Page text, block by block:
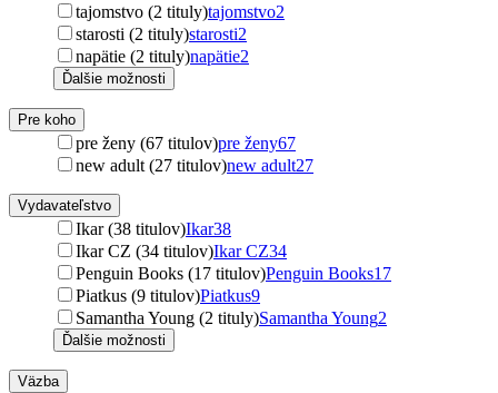
tajomstvo (2 tituly)tajomstvo2
starosti (2 tituly)starosti2
napätie (2 tituly)napätie2
Ďalšie možnosti
Pre koho
pre ženy (67 titulov)pre ženy67
new adult (27 titulov)new adult27
Vydavateľstvo
Ikar (38 titulov)Ikar38
Ikar CZ (34 titulov)Ikar CZ34
Penguin Books (17 titulov)Penguin Books17
Piatkus (9 titulov)Piatkus9
Samantha Young (2 tituly)Samantha Young2
Ďalšie možnosti
Väzba